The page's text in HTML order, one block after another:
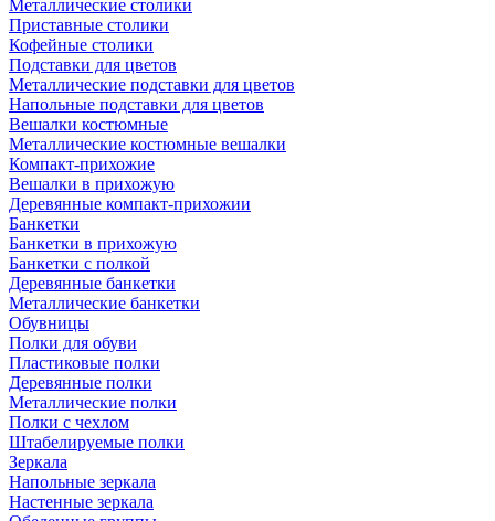
Металлические столики
Приставные столики
Кофейные столики
Подставки для цветов
Металлические подставки для цветов
Напольные подставки для цветов
Вешалки костюмные
Металлические костюмные вешалки
Компакт-прихожие
Вешалки в прихожую
Деревянные компакт-прихожии
Банкетки
Банкетки в прихожую
Банкетки с полкой
Деревянные банкетки
Металлические банкетки
Обувницы
Полки для обуви
Пластиковые полки
Деревянные полки
Металлические полки
Полки с чехлом
Штабелируемые полки
Зеркала
Напольные зеркала
Настенные зеркала